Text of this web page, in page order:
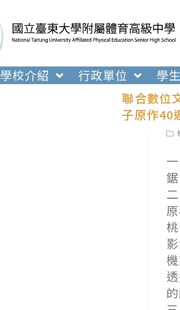
學校介紹 行政單位 學
聯合數位
子原作40